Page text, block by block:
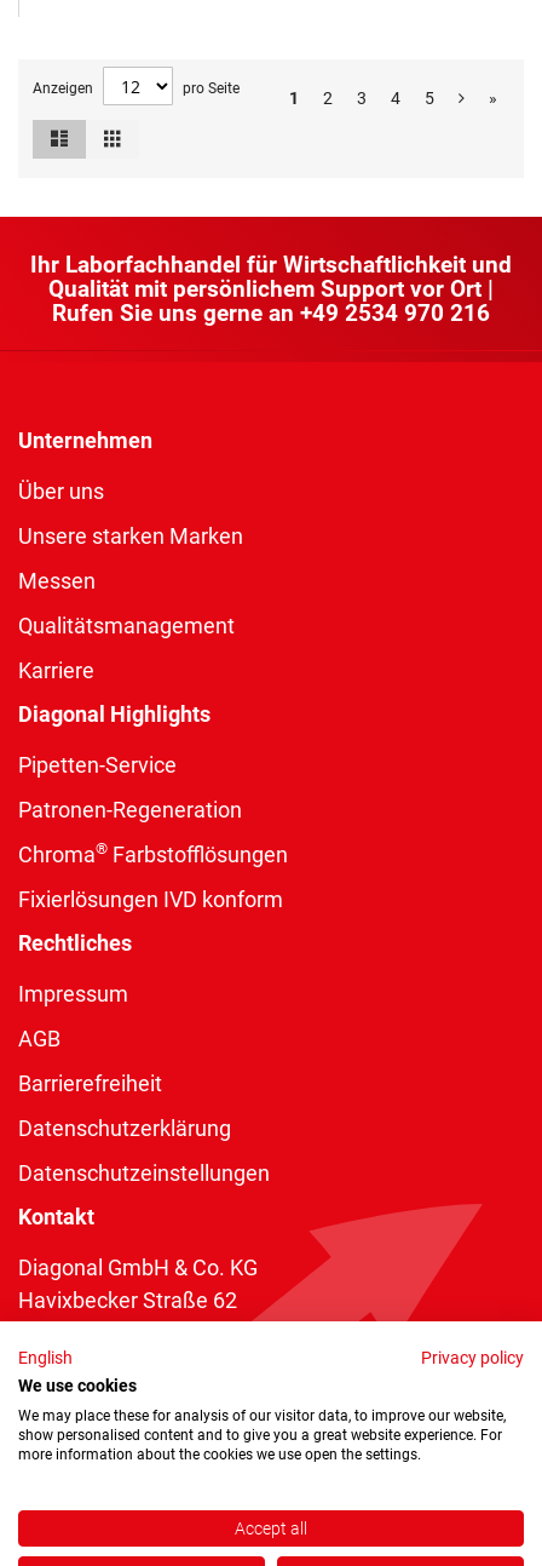
Anzeigen pro Seite 1 2 3 4 5 »
Ansicht
Ihr Laborfachhandel für Wirtschaftlichkeit und
Qualität mit persönlichem Support vor Ort |
Rufen Sie uns gerne an +49 2534 970 216
Unternehmen
Über uns
Unsere starken Marken
Messen
Qualitätsmanagement
Karriere
Diagonal Highlights
Pipetten-Service
Patronen-Regeneration
Chroma® Farbstofflösungen
Fixierlösungen IVD konform
Rechtliches
Impressum
AGB
Barrierefreiheit
Datenschutzerklärung
Datenschutzeinstellungen
Kontakt
Diagonal GmbH & Co. KG
Havixbecker Straße 62
Telefon:+49 2534 970 216
Telefax: +49 2534 970 116
info@diagonal.de
English
Privacy policy
We use cookies
We may place these for analysis of our visitor data, to improve our website,
show personalised content and to give you a great website experience. For
more information about the cookies we use open the settings.
Accept all